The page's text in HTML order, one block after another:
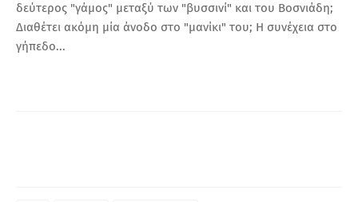
δεύτερος "γάμος" μεταξύ των "βυσσινί" και του Βοσνιάδη;
Διαθέτει ακόμη μία άνοδο στο "μανίκι" του; Η συνέχεια στο
γήπεδο...